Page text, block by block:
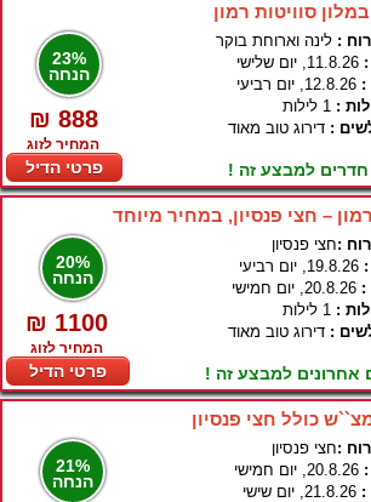
סוויטות רמון
23%
הנחה
₪ 888
המחיר לזוג
פרטי הדיל
: לינה וארוחת בוקר
:
:
: דירוג טוב מאוד
– חצי פנסיון, במחיר מיוחד
20%
הנחה
₪ 1100
המחיר לזוג
פרטי הדיל
:חצי פנסיון
:
:
: דירוג טוב מאוד
אחרונים למבצע זה !
כולל חצי פנסיון
21%
הנחה
:חצי פנסיון
: